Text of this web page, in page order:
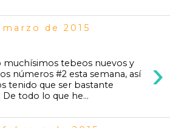
de 2015
›
muchísimos tebeos nuevos y
números #2 esta semana, así
tenido que ser bastante
De todo lo que he...